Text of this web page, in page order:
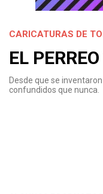
CARICATURAS DE
EL
Desde que se
confundidos que nunca.